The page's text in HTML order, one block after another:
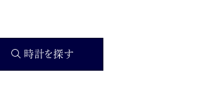
時計を探す